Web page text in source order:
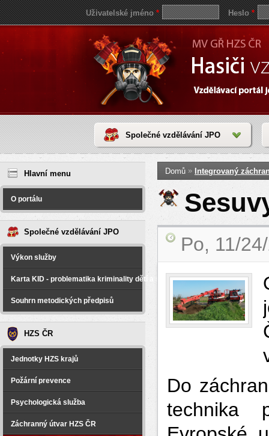
Uživatelské jméno* Heslo*
Společné vzdělávání JPO
Hlavní menu
O portálu
Společné vzdělávání JPO
Výkon služby
Karta KID - problematika kriminality dětí a spáchané na dětech
Souhrn metodických předpisů
HZS ČR
Jednotky HZS krajů
Požární prevence
Psychologická služba
Záchranný útvar HZS ČR
Jste zde
Domů » Integrovaný
Po, 11/
Do
technika
save
reddit
video
coloring
pages
love
horoscope
today